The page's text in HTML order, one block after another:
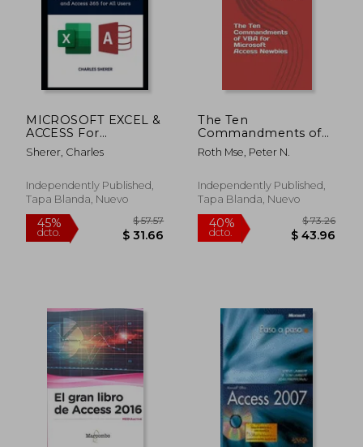
45%
dcto. $ 46.05
45%
dcto.
MICROSOFT EXCEL &
ACCESS For
Beginners and Pros.
2024: A Complete
and Access 365 for All
Users (en Inglés)
Sherer, Charles
Independently Published,
Tapa Blanda, Nuevo
The Ten
Commandments of
VBA for Microsoft
Access Newbies:
produce safe,
understandable, and
Inglés)
Roth Mse, Peter N.
Independently Published,
Tapa Blanda, Nuevo